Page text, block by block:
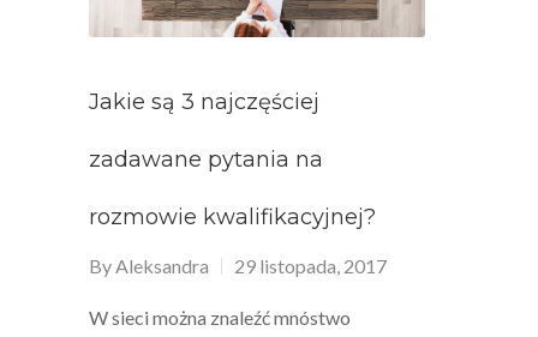
Jakie są 3 najczęściej
zadawane pytania na
rozmowie kwalifikacyjnej?
ByAleksandra 29 listopada, 2017
W sieci można znaleźć mnóstwo